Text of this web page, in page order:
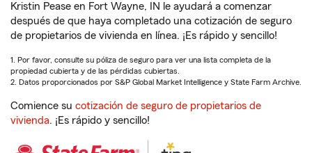
Kristin Pease en Fort Wayne, IN le ayudará a comenzar
después de que haya completado una cotización de seguro
de propietarios de vivienda en línea. ¡Es rápido y sencillo!
1. Por favor, consulte su póliza de seguro para ver una lista completa de la
propiedad cubierta y de las pérdidas cubiertas.
2. Datos proporcionados por S&P Global Market Intelligence y State Farm Archive.
Comience su cotización de seguro de propietarios de
vivienda. ¡Es rápido y sencillo!